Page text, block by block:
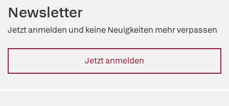
Newsletter
Jetzt anmelden und keine Neuigkeiten mehr verpassen
Jetzt anmelden